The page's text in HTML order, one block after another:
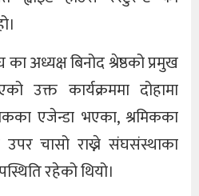
अध्यक्ष बिनोद श्रेष्ठको प्रमुख
उक्त कार्यक्रममा दोहामा
एजेन्डा भएका, श्रमिकका
चासो राख्ने संघसंस्थाका
रहेको थियो।